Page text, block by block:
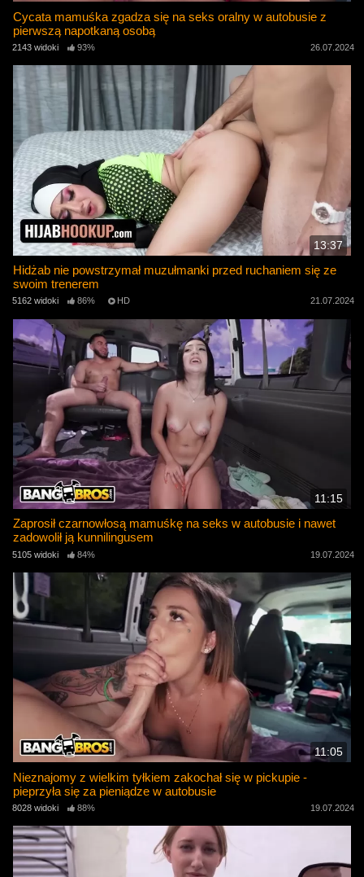
Cycata mamuśka zgadza się na seks oralny w autobusie z
pierwszą napotkaną osobą
2143 widoki 93% 26.07.2024
13:37
Hidżab nie powstrzymał muzułmanki przed ruchaniem się ze
swoim trenerem
5162 widoki 86% HD 21.07.2024
11:15
Zaprosił czarnowłosą mamuśkę na seks w autobusie i nawet
zadowolił ją kunnilingusem
5105 widoki 84% 19.07.2024
11:05
Nieznajomy z wielkim tyłkiem zakochał się w pickupie -
pieprzyła się za pieniądze w autobusie
8028 widoki 88% 19.07.2024